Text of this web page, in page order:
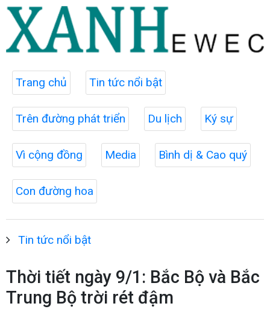
Trang chủ Tin tức nổi bật
Trên đường phát triển Du lịch Ký sự
Vì cộng đồng Media Bình dị & Cao quý
Con đường hoa
Tin tức nổi bật
Thời tiết ngày 9/1: Bắc Bộ và Bắc
Trung Bộ trời rét đậm